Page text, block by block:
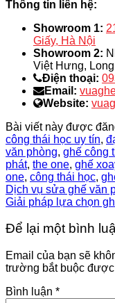
Thông tin liên hệ:
Showroom 1:
Giấy, Hà Nội
Showroom 2:
Việt Hưng,
Điện thoại:
Email:
Website:
Bài viết này được
công thái học uy tín,
văn phòng, ghế công
phát, the one, ghế
one, công thái học,
Dịch vụ sửa ghế văn
Giải pháp lựa chọn
Để lại một bình
Email của bạn sẽ
trường bắt buộc
Bình luận *